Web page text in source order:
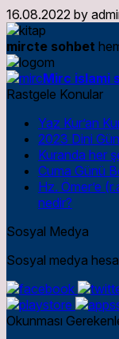
16.08.2022 by
mircte sohbet
Mirc islami
Rastgele Konular
Yaz Kur’an
2023 Dini
Kuranda her
Cuma Günü
Hz. Ömer’e
nedir?
Sosyal Medya
Sosyal medya
Okunması